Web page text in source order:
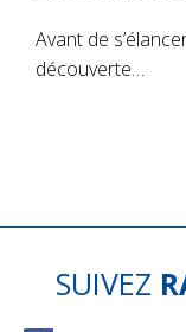
Avant de
découverte…
SUIVEZ